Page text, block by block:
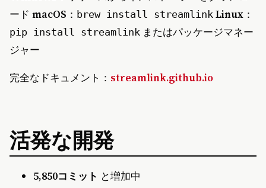
ード macOS ： brew install streamlink Linux ：
pip install streamlink またはパッケージマネー
ジャー
完全なドキュメント： streamlink.github.io
活発な開発
5,850コミット と増加中